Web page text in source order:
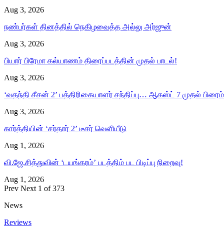
Aug 3, 2026
நண்பர்கள் தினத்தில் நெகிழவைத்த அல்லு அர்ஜுன்
Aug 3, 2026
பியார் பிரேமா கல்யாணம் திரைப்படத்தின் முதல் பாடல்!
Aug 3, 2026
‘வதந்தி சீசன் 2’ பத்திரிகையாளர் சந்திப்பு… ஆகஸ்ட் 7 முதல்
Aug 3, 2026
கார்த்தியின் ‘சர்தார் 2’ டீசர் வெளியீடு
Aug 1, 2026
வி.ஜே.சித்துவின் ‘டயங்கரம்’ படத்திம் பட பிடிப்பு நிறைவு!
Aug 1, 2026
Prev Next 1 of 373
News
Reviews